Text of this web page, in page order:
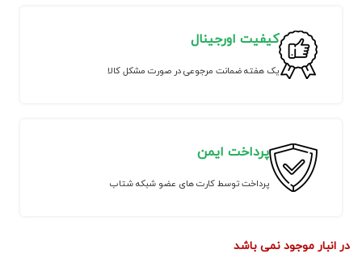
کیفیت اورجینال
یک هفته ضمانت مرجوعی در صورت مشکل کالا
پرداخت ایمن
پرداخت توسط کارت های عضو شبکه شتاب
در انبار موجود نمی باشد